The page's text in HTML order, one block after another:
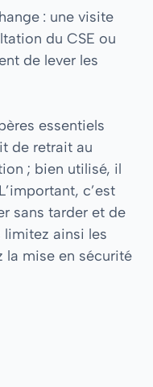
: une visite
du CSE ou
de lever les
essentiels
de retrait au
; bien utilisé, il
c’est
sans tarder et de
limitez ainsi les
mise en sécurité